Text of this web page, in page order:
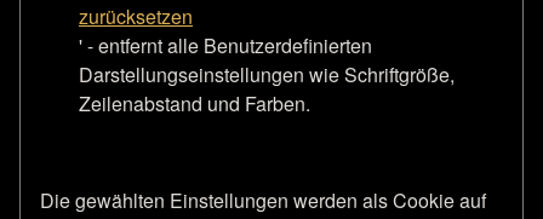
zurücksetzen
' - entfernt alle Benutzerdefinierten
Darstellungseinstellungen wie Schriftgröße,
Zeilenabstand und Farben.
Die gewählten Einstellungen werden als Cookie auf